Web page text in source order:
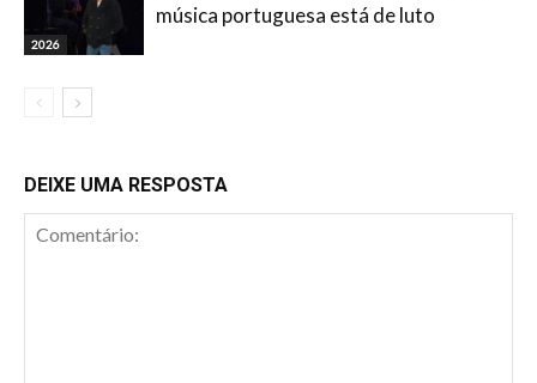
2026
música portuguesa está de luto
DEIXE UMA RESPOSTA